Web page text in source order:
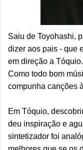
Saiu de Toyohashi,
dizer aos pais - que
em direção a Tóquio.
Como todo bom
compunha canções
Em Tóquio,
deu inspiração e
sintetizador foi